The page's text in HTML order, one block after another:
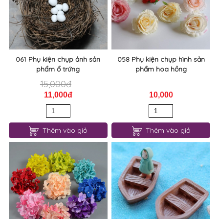
061 Phụ kiện chụp ảnh sản
phẩm ổ trứng
15,000đ
11,000đ
Thêm vào giỏ
058 Phụ kiện chụp hình sản
phẩm hoa hồng
10,000
Thêm vào giỏ